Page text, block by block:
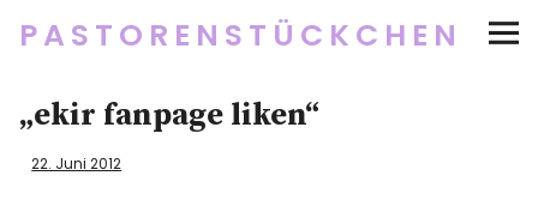
PASTORENSTÜCKCHEN
Startseite
Über
„ekir fanpage liken“
22. Juni 2012